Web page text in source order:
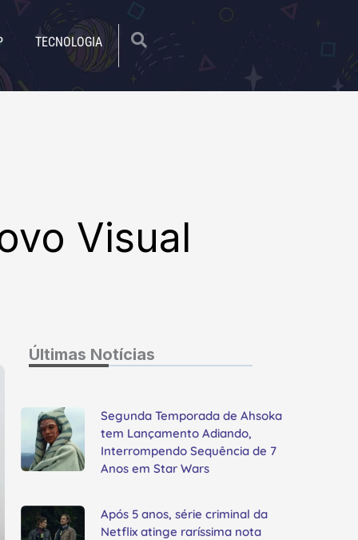
TECNOLOGIA
Visual
Últimas Notícias
Segunda Temporada de Ahsoka
tem Lançamento Adiando,
Interrompendo Sequência de 7
Anos em Star Wars
Após 5 anos, série criminal da
Netflix atinge raríssima nota